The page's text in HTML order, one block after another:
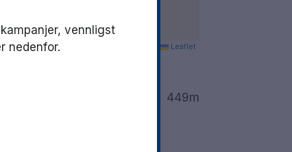
Leaflet
449m
vennligst
nedenfor.